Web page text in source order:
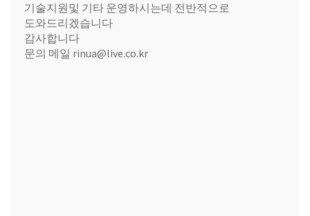
기술지원및 기타 운영하시는데 전반적으로
도와드리겠습니다
감사합니다
문의 메일 rinua@live.co.kr